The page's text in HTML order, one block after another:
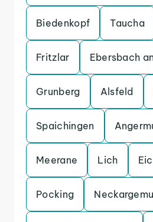
Biedenkopf Taucha
Fritzlar Ebersbach
Grunberg Alsfeld
Spaichingen
Meerane Lich
Pocking